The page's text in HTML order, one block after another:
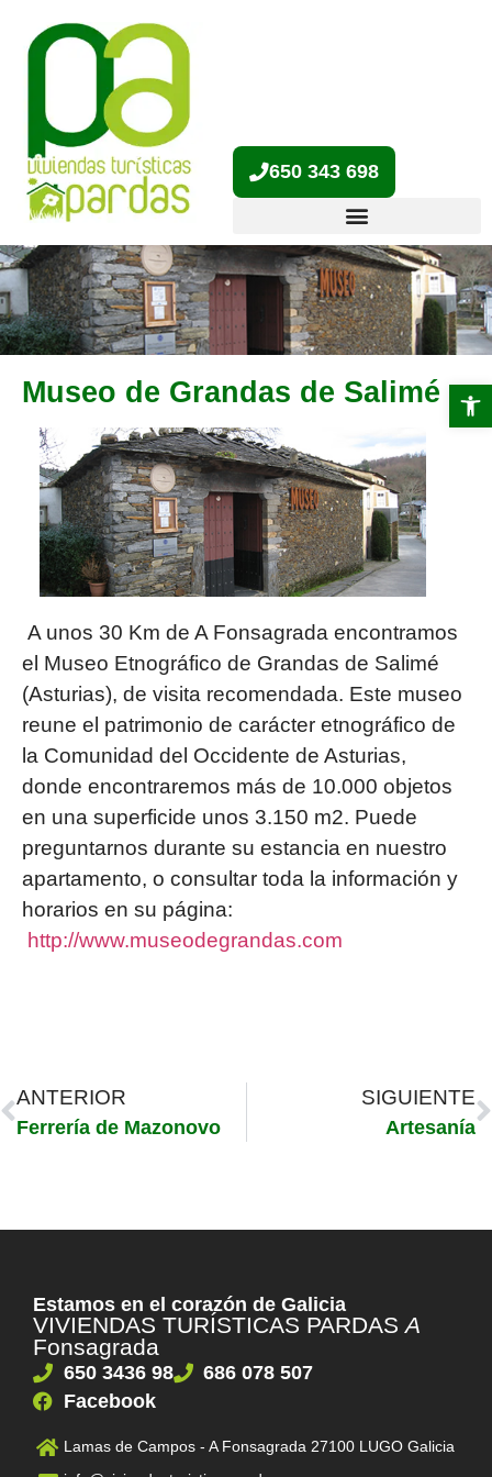
650 343 698
Museo de Grandas de Salimé
A unos 30 Km de A Fonsagrada encontramos
el Museo Etnográfico de Grandas de Salimé
(Asturias), de visita recomendada. Este museo
reune el patrimonio de carácter etnográfico de
la Comunidad del Occidente de Asturias,
donde encontraremos más de 10.000 objetos
en una superficide unos 3.150 m2. Puede
preguntarnos durante su estancia en nuestro
apartamento, o consultar toda la información y
horarios en su página:
http://www.museodegrandas.com
ANTERIOR
Ferrería de Mazonovo
SIGUIENTE
Artesanía
Estamos en el corazón de Galicia
VIVIENDAS TURÍSTICAS PARDASA
Fonsagrada
650 3436 98
686 078 507
Facebook
Lamas de Campos - A Fonsagrada 27100 LUGO Galicia
Abrir